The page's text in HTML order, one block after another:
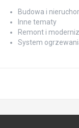
Budowa i
Inne tematy
Remont i
System